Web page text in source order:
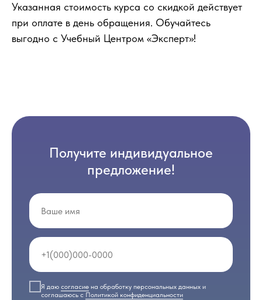
Указанная стоимость курса со скидкой действует
при оплате в день обращения. Обучайтесь
выгодно с Учебный Центром «Эксперт»!
Получите индивидуальное
предложение!
Я даю согласие на обработку персональных данных и
соглашаюсь с Политикой конфиденциальности